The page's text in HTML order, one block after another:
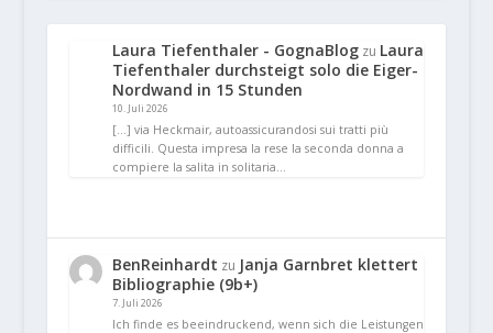
Laura Tiefenthaler - GognaBlogzu Laura
Tiefenthaler durchsteigt solo die Eiger-
Nordwand in 15 Stunden
10. Juli 2026
[…] via Heckmair, autoassicurandosi sui tratti più
difficili. Questa impresa la rese la seconda donna a
compiere la salita in solitaria…
BenReinhardt zu Janja Garnbret klettert
Bibliographie (9b+)
7. Juli 2026
Ich finde es beeindruckend, wenn sich die Leistungen